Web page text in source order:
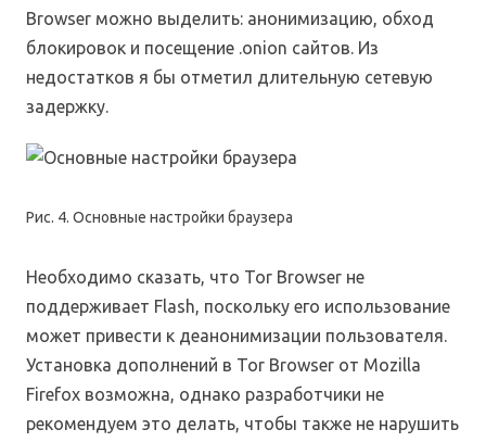
Browser можно выделить: анонимизацию, обход
блокировок и посещение .onion сайтов. Из
недостатков я бы отметил длительную сетевую
задержку.
Рис. 4. Основные настройки браузера
Необходимо сказать, что Tor Browser не
поддерживает Flash, поскольку его использование
может привести к деанонимизации пользователя.
Установка дополнений в Tor Browser от Mozilla
Firefox возможна, однако разработчики не
рекомендуем это делать, чтобы также не нарушить